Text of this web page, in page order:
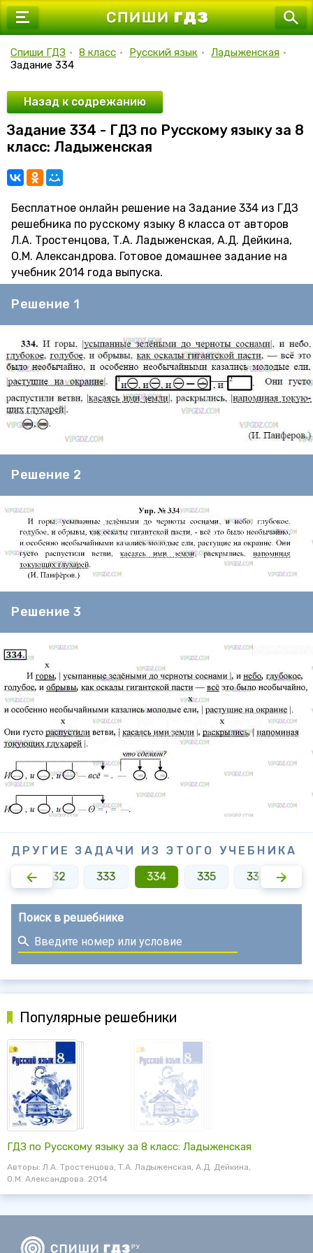
7 класс
9 класс
10 класс
11 класс
Спиши ГДЗ • 8 класс • Русский язык • Ладыженская •
Задание 334
Назад к содрежанию
Задание 334 - ГДЗ по Русскому языку за 8
класс: Ладыженская
Бесплатное онлайн решение на Задание 334 из ГДЗ
решебника по русскому языку 8 класса от авторов
Л.А. Тростенцова, Т.А. Ладыженская, А.Д. Дейкина,
О.М. Александрова. Готовое домашнее задание на
учебник 2014 года выпуска.
Решение 1
Решение 2
Решение 3
ДРУГИЕ ЗАДАЧИ ИЗ ЭТОГО УЧЕБНИКА
332 333 334 335 336
Поиск в решебнике
Популярные решебники
ГДЗ по Русскому языку за 8 класс: Ладыженская
Авторы: Л.А. Тростенцова, Т.А. Ладыженская, А.Д. Дейкина,
О.М. Александрова. 2014